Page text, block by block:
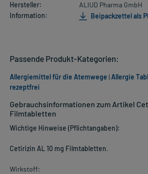
Hersteller:
ALIUD Pharma GmbH
Information:
Beipackzettel als
Gebrauchsinformationen zum Artikel
Filmtabletten
Wichtige Hinweise (Pflichtangaben):
Cetirizin AL 10 mg Filmtabletten.
Wirkstoff:
Passende Produkt-Kategorien:
Allergiemittel für die Atemwege |Allergie
rezeptfrei